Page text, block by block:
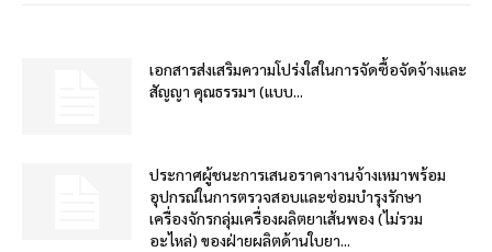
เอกสารส่งเสริมความโปร่งใสในการจัดซื้อจัดจ้างและ
สัญญา คุณธรรมฯ (แบบ...
ประกาศผู้ชนะการเสนอราคางานจ้างเหมาพร้อม
อุปกรณ์ในการตรวจสอบและซ่อมบำรุงรักษา
เครื่องจักรกลุ่มเครื่องผลิตยาเส้นพอง (ไม่รวม
อะไหล่) ของฝ่ายผลิตด้านใบยา...